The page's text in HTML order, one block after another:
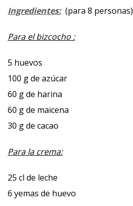
Ingredientes:(para 8 personas)
Para el bizcocho :
5 huevos
100 g de azúcar
60 g de harina
60 g de maicena
30 g de cacao
Para la crema:
25 cl de leche
6 yemas de huevo